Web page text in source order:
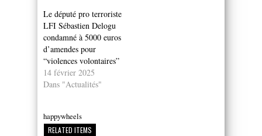
Le député pro terroriste
LFI Sébastien Delogu
condamné à 5000 euros
d’amendes pour
“violences volontaires”
14 février 2025
Dans "Actualités"
happywheels
RELATED ITEMS